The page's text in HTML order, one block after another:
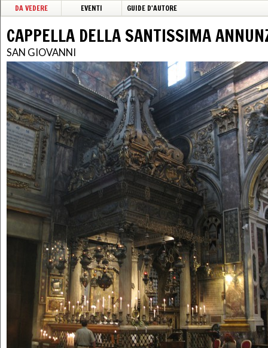
DA VEDERE
EVENTI GUIDE D'AUTORE
CAPPELLA DELLA SANTISSIMA
SAN GIOVANNI